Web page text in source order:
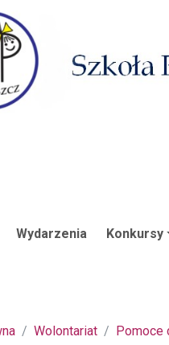
Wydarzenia Konkursy
Wolontariat Pomoce